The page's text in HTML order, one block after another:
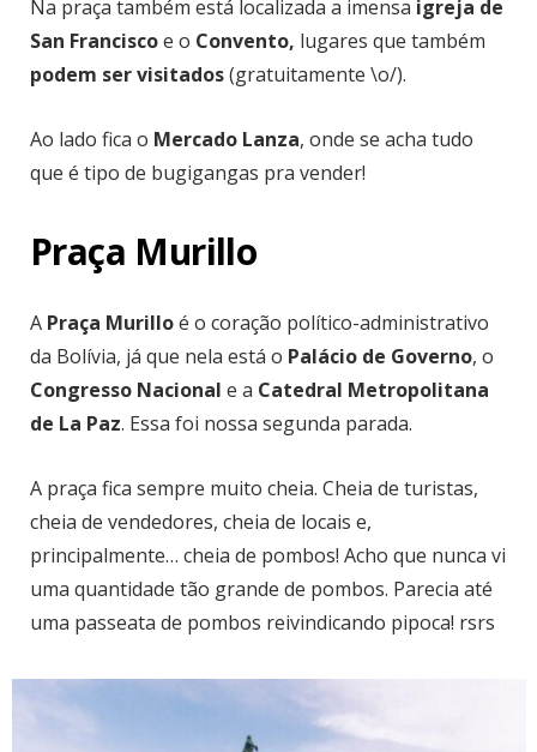
Na praça também está localizada a imensa igreja de
San Franciscoe o Convento, lugares que também
podem ser visitados(gratuitamente \o/).
Ao lado fica o Mercado Lanza, onde se acha tudo
que é tipo de bugigangas pra vender!
Praça Murillo
A Praça Murilloé o coração político-administrativo
da Bolívia, já que nela está o Palácio de Governo, o
Congresso Nacional e a Catedral Metropolitana
de La Paz. Essa foi nossa segunda parada.
A praça fica sempre muito cheia. Cheia de turistas,
cheia de vendedores, cheia de locais e,
principalmente… cheia de pombos! Acho que nunca vi
uma quantidade tão grande de pombos. Parecia até
uma passeata de pombos reivindicando pipoca! rsrs